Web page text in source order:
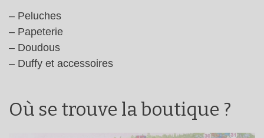
– Peluches
– Papeterie
– Doudous
– Duffy et accessoires
Où se trouve la boutique ?